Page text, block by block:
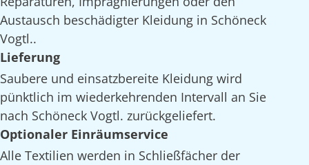
Austausch beschädigter Kleidung in Schöneck
Vogtl..
Lieferung
Saubere und einsatzbereite Kleidung wird
pünktlich im wiederkehrenden Intervall an Sie
nach Schöneck Vogtl. zurückgeliefert.
Optionaler Einräumservice
Alle Textilien werden in Schließfächer der